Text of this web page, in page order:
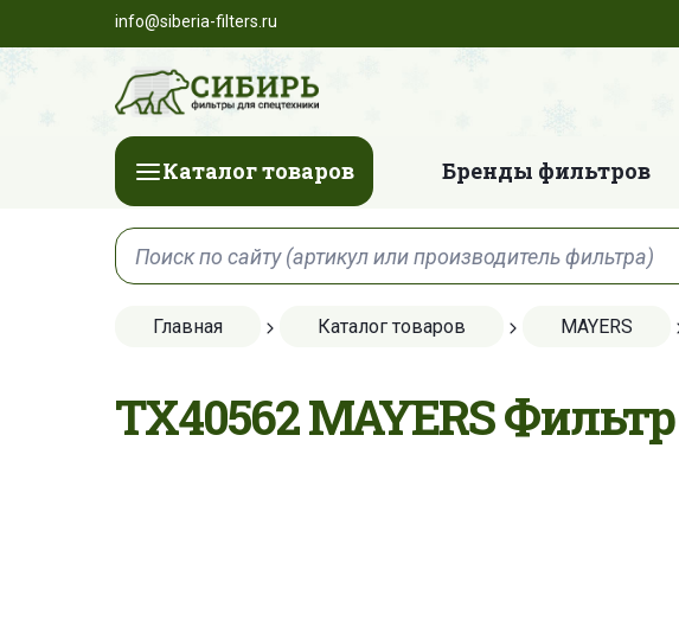
info@siberia-filters.ru
Каталог товаров Бренды фильтров
Главная Каталог товаров MAYERS
TX40562 MAYERS Фильтр